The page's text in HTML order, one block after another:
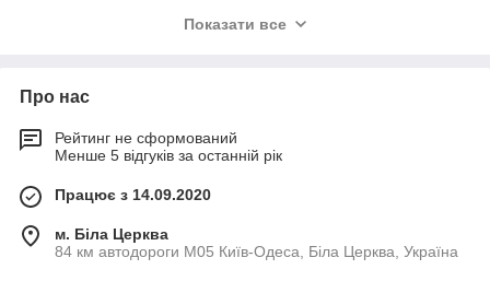
солома, бур'янисті насінини.
Калібрування:сортування зерна за розміром,
масою та парусністю, що дозволяє виділити найцінніші
Підготовка посівного матеріалу:
повноцінного, важкого зерна з живим зародком для
забезпечення високої схожості.
Показати все
Про нас
Рейтинг не сформований
Менше 5 відгуків за останній рік
Працює з 14.09.2020
м. Біла Церква
84 км автодороги М05 Київ-Одеса, Біла Церква, Україна